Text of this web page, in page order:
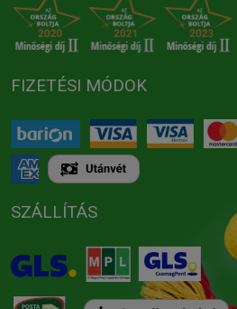
FIZETÉSI MÓDOK
SZÁLLÍTÁS